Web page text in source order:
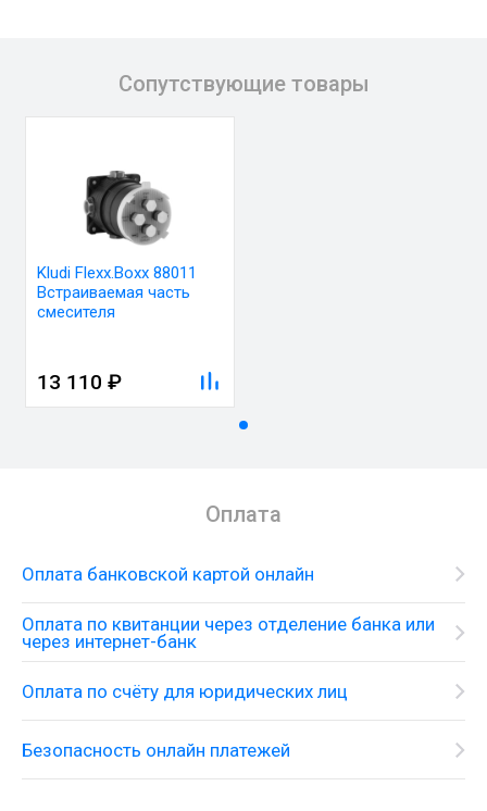
Сопутствующие товары
Kludi Flexx.Boxx 88011
Встраиваемая часть
смесителя
13 110 ₽
Оплата
Оплата банковской картой онлайн
Оплата по квитанции через отделение банка или
через интернет-банк
Оплата по счёту для юридических лиц
Безопасность онлайн платежей